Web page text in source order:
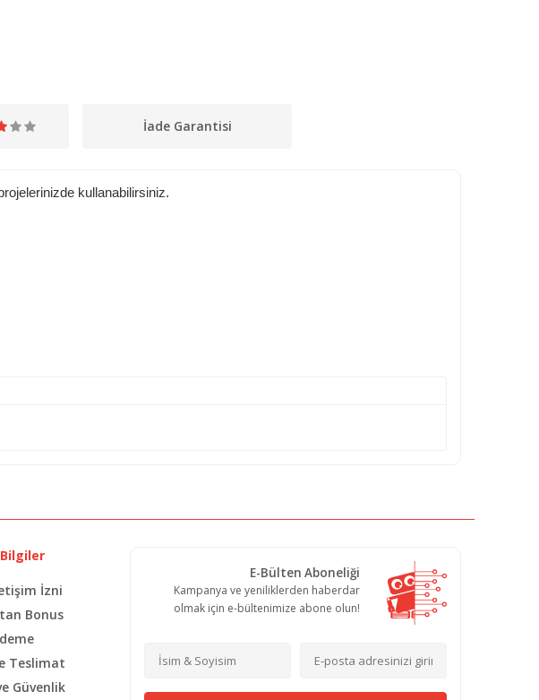
İade Garantisi
kullanabilirsiniz.
İzni
Bonus
Teslimat
Güvenlik
E-Bülten Aboneliği
Kampanya ve yeniliklerden haberdar
olmak için e-bültenimize abone olun!